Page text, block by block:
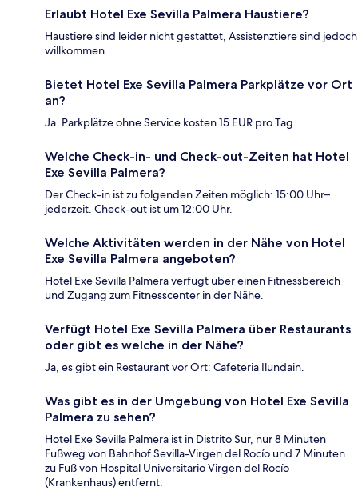
Erlaubt Hotel Exe Sevilla Palmera Haustiere?
Haustiere sind leider nicht gestattet, Assistenztiere sind jedoch
willkommen.
Bietet Hotel Exe Sevilla Palmera Parkplätze vor Ort
an?
Ja. Parkplätze ohne Service kosten 15 EUR pro Tag.
Welche Check-in- und Check-out-Zeiten hat Hotel
Exe Sevilla Palmera?
Der Check-in ist zu folgenden Zeiten möglich: 15:00 Uhr–
jederzeit. Check-out ist um 12:00 Uhr.
Welche Aktivitäten werden in der Nähe von Hotel
Exe Sevilla Palmera angeboten?
Hotel Exe Sevilla Palmera verfügt über einen Fitnessbereich
und Zugang zum Fitnesscenter in der Nähe.
Verfügt Hotel Exe Sevilla Palmera über Restaurants
oder gibt es welche in der Nähe?
Ja, es gibt ein Restaurant vor Ort: Cafeteria Ilundain.
Was gibt es in der Umgebung von Hotel Exe Sevilla
Palmera zu sehen?
Hotel Exe Sevilla Palmera ist in Distrito Sur, nur 8 Minuten
Fußweg von Bahnhof Sevilla-Virgen del Rocío und 7 Minuten
zu Fuß von Hospital Universitario Virgen del Rocío
(Krankenhaus) entfernt.